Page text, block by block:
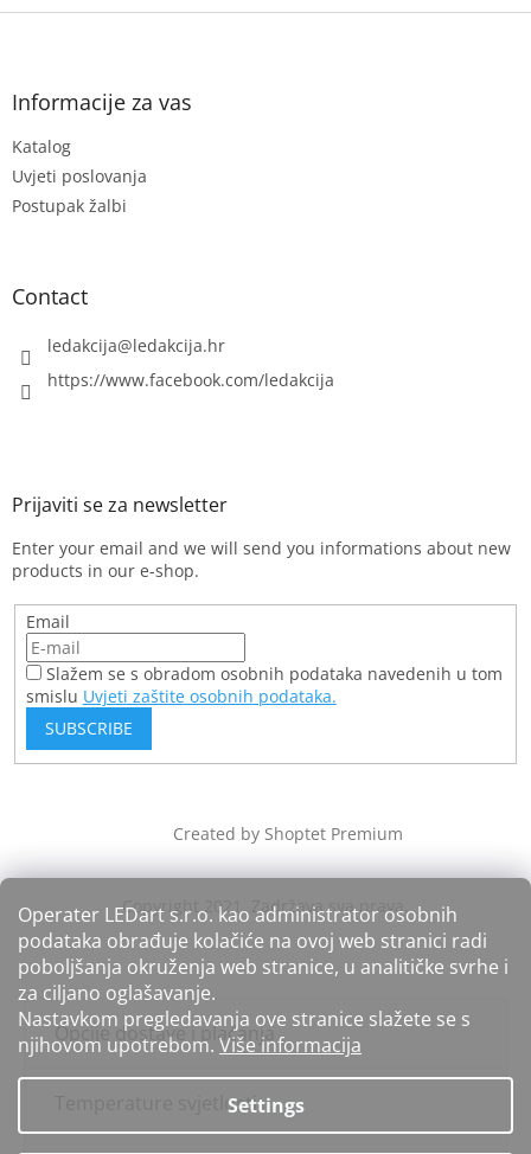
Operater LEDart s.r.o. kao administrator osobnih
podataka obrađuje kolačiće na ovoj web stranici radi
poboljšanja okruženja web stranice, u analitičke svrhe i
za ciljano oglašavanje.
Nastavkom pregledavanja ove stranice slažete se s
njihovom upotrebom. Više informacija
Settings
n
F
Informacije za vas
Katalog
Uvjeti poslovanja
Postupak žalbi
Contact
ledakcija@ledakcija.hr
https://www.facebook.com/ledakcija
Enter your email and we will send you informations about new
products in our e-shop.
Email
Slažem se s obradom osobnih podataka navedenih u tom
smislu Uvjeti zaštite osobnih podataka.
SUBSCRIBE
Created by Shoptet Premium
Opcije dostave i plaćanja
Temperature svjetlosti